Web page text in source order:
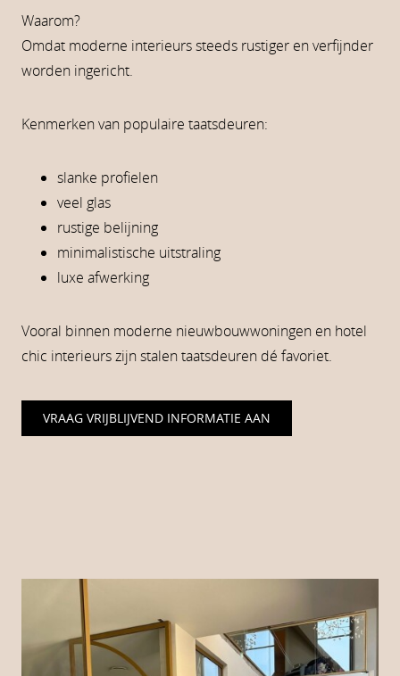
Waarom?
Omdat moderne interieurs steeds rustiger en verfijnder
worden ingericht.
Kenmerken van populaire taatsdeuren:
slanke profielen
veel glas
rustige belijning
minimalistische uitstraling
luxe afwerking
Vooral binnen moderne nieuwbouwwoningen en hotel
chic interieurs zijn stalen taatsdeuren dé favoriet.
VRAAG VRIJBLIJVEND INFORMATIE AAN